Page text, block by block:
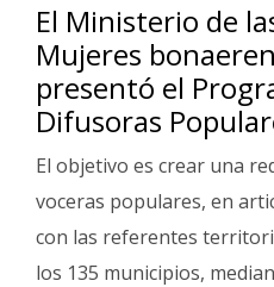
El Ministerio de
Mujeres
presentó el
Difusoras
El objetivo es crear una
voceras populares, en
con las referentes
los 135 municipios,